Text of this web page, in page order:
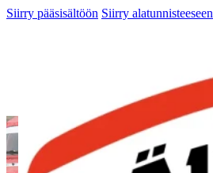
Siirry pääsisältöön Siirry alatunnisteeseen